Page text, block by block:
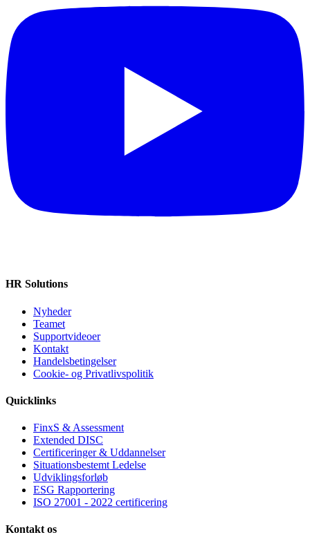
HR Solutions
Nyheder
Teamet
Supportvideoer
Kontakt
Handelsbetingelser
Cookie‑ og Privatlivspolitik
Quicklinks
FinxS & Assessment
Extended DISC
Certificeringer & Uddannelser
Situationsbestemt Ledelse
Udviklingsforløb
ESG Rapportering
ISO 27001 - 2022 certificering
Kontakt os